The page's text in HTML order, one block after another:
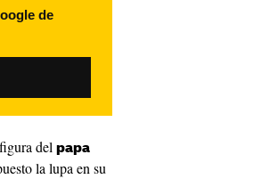
de
del papa
la lupa en su